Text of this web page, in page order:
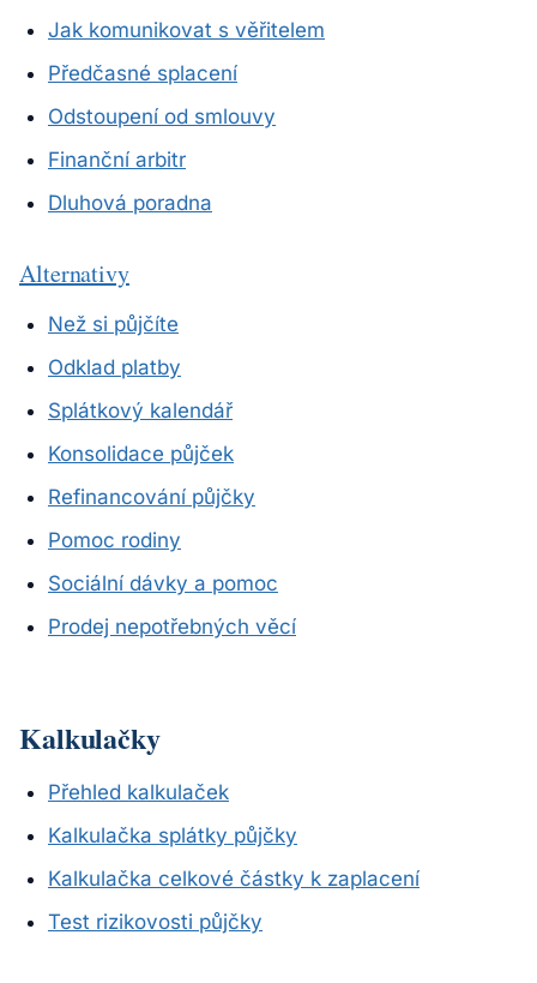
Jak komunikovat s věřitelem
Předčasné splacení
Odstoupení od smlouvy
Finanční arbitr
Dluhová poradna
Alternativy
Než si půjčíte
Odklad platby
Splátkový kalendář
Konsolidace půjček
Refinancování půjčky
Pomoc rodiny
Sociální dávky a pomoc
Prodej nepotřebných věcí
Kalkulačky
Přehled kalkulaček
Kalkulačka splátky půjčky
Kalkulačka celkové částky k zaplacení
Test rizikovosti půjčky